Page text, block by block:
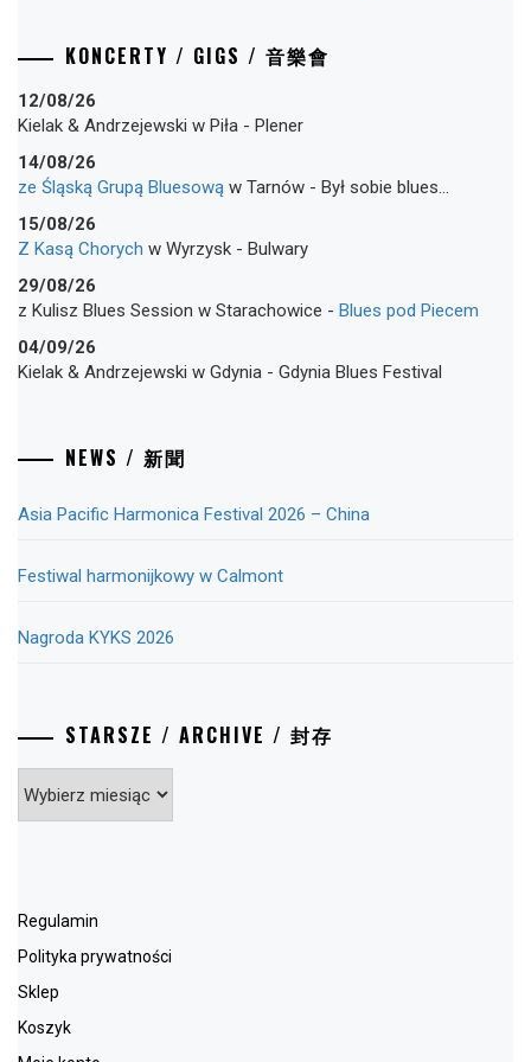
KONCERTY / GIGS / 音樂會
12/08/26
Kielak & Andrzejewski w Piła - Plener
14/08/26
ze Śląską Grupą Bluesową w Tarnów - Był sobie blues…
15/08/26
Z Kasą Chorych w Wyrzysk - Bulwary
29/08/26
z Kulisz Blues Session w Starachowice - Blues pod Piecem
04/09/26
Kielak & Andrzejewski w Gdynia - Gdynia Blues Festival
NEWS / 新聞
Asia Pacific Harmonica Festival 2026 – China
Festiwal harmonijkowy w Calmont
Nagroda KYKS 2026
STARSZE / ARCHIVE / 封存
Regulamin
Polityka prywatności
Sklep
Koszyk